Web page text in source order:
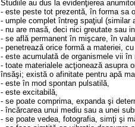
Studiile au dus la evidenţierea
- este peste tot prezentă, în forma sa
- umple complet întreg spaţiul (similar
- nu are masă, deci nici greutate sau
- se află permanent în mişcare, în
- penetrează orice formă a materiei,
- este acumulată de organismele vii în
- toate materialele acţionează asupra
însăşi; există o afinitate pentru apă
- este în mod spontan pulsatilă,
- este excitabilă,
- se poate comprima, expanda şi
- încărcarea unui mediu sau a unei
- se poate vedea, fotografia, simţi şi